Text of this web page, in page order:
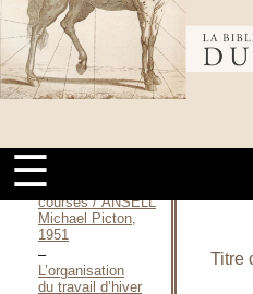
cheval
☰
und
Geländeritte / ANDREAE
Hans-Joachim,
1951
Hindernisbau / ANDREAE
Show
jumping
obstacles and
courses / ANSELL
Michael Picton,
1951
L’organisation
du travail d’hiver
Titre